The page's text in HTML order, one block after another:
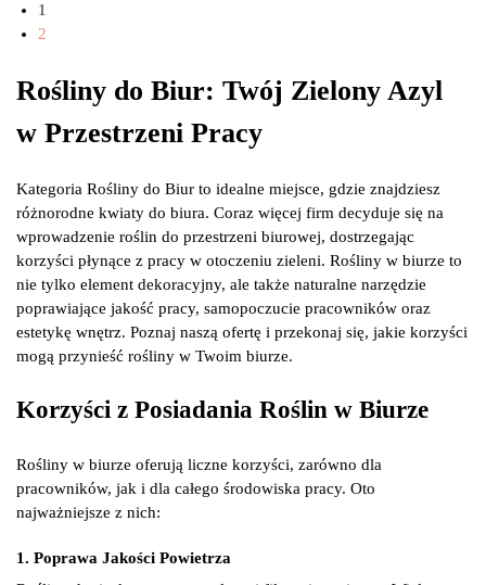
1
2
Rośliny do Biur: Twój Zielony Azyl
w Przestrzeni Pracy
Kategoria Rośliny do Biur to idealne miejsce, gdzie znajdziesz
różnorodne kwiaty do biura. Coraz więcej firm decyduje się na
wprowadzenie roślin do przestrzeni biurowej, dostrzegając
korzyści płynące z pracy w otoczeniu zieleni. Rośliny w biurze to
nie tylko element dekoracyjny, ale także naturalne narzędzie
poprawiające jakość pracy, samopoczucie pracowników oraz
estetykę wnętrz. Poznaj naszą ofertę i przekonaj się, jakie korzyści
mogą przynieść rośliny w Twoim biurze.
Korzyści z Posiadania Roślin w Biurze
Rośliny w biurze oferują liczne korzyści, zarówno dla
pracowników, jak i dla całego środowiska pracy. Oto
najważniejsze z nich:
1. Poprawa Jakości Powietrza